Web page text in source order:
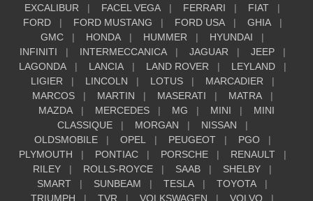
EXCALIBUR
FACEL VEGA FERRARI
FIAT
FORD
FORD MUSTANG FORD USA
GHIA
GMC
HONDA HUMMER
HYUNDAI
INFINITI
INTERMECCANICA JAGUAR
JEEP
LAGONDA
LANCIA LAND ROVER
LEYLAND
LIGIER
LINCOLN LOTUS
MARCADIER
MARCOS
MARTIN MASERATI
MATRA
MAZDA
MERCEDES MG MINI
MINI
CLASSIQUE
MORGAN
NISSAN
OLDSMOBILE
OPEL PEUGEOT
PGO
PLYMOUTH
PONTIAC PORSCHE
RENAULT
RILEY
ROLLS-ROYCE SAAB
SHELBY
SMART
SUNBEAM TESLA
TOYOTA
TRIUMPH
TVR VOLKSWAGEN VOLVO